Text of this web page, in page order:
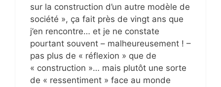
sur la construction d’un autre modèle de
société », ça fait près de vingt ans que
j’en rencontre… et je ne constate
pourtant souvent – malheureusement ! –
pas plus de « réflexion » que de
« construction »… mais plutôt une sorte
de « ressentiment » face au monde